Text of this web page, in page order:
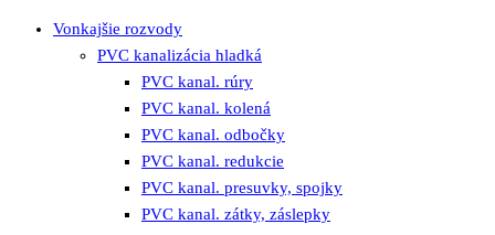
Vonkajšie rozvody
PVC kanalizácia hladká
PVC kanal. rúry
PVC kanal. kolená
PVC kanal. odbočky
PVC kanal. redukcie
PVC kanal. presuvky, spojky
PVC kanal. zátky, záslepky